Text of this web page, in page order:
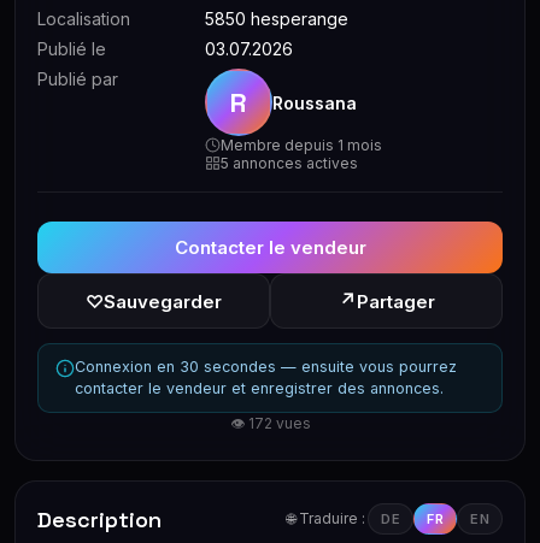
Localisation
5850 hesperange
Publié le
03.07.2026
Publié par
R Roussana
Membre depuis 1 mois
5 annonces actives
Contacter le vendeur
♡Sauvegarder ↗ Partager
Connexion en 30 secondes — ensuite vous pourrez
contacter le vendeur et enregistrer des annonces.
👁 172 vues
Description 🌐 Traduire : DE FR EN